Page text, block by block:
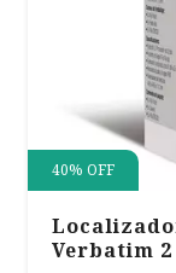
40% OFF
Verbatim 2